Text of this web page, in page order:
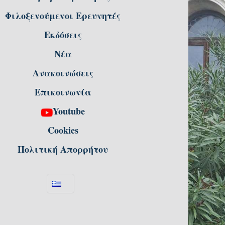
Φιλοξενούμενοι Ερευνητές
Εκδόσεις
Νέα
Ανακοινώσεις
Επικοινωνία
Youtube
Cookies
Πολιτική Απορρήτου